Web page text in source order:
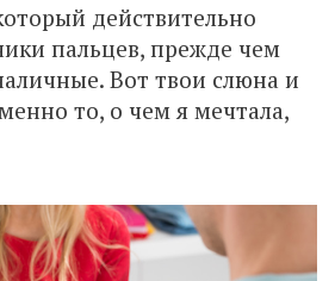
действительно
пальцев, прежде чем
Вот твои слюна и
то, о чем я мечтала,